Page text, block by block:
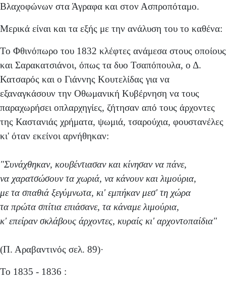
Βλαχοφώνων στα Άγραφα και στον Ασπροπόταμο.
Μερικά είναι και τα εξής με την ανάλυση του το καθένα:
Το Φθινόπωρο του 1832 κλέφτες ανάμεσα στους οποίους
και Σαρακατσιάνοι, όπως τα δυο Τσαπόπουλα, ο Δ.
Κατσαρός και ο Γιάννης Κουτελίδας για να
εξαναγκάσουν την Οθωμανική Κυβέρνηση να τους
παραχωρήσει οπλαρχηγίες, ζήτησαν από τους άρχοντες
της Καστανιάς χρήματα, ψωμιά, τσαρούχια, φουστανέλες
κι' όταν εκείνοι αρνήθηκαν:
"Συνάχθηκαν, κουβέντιασαν και κίνησαν να πάνε,
να χαρατσώσουν τα χωριά, να κάνουν και λιμούρια,
με τα σπαθιά ξεγύμνωτα, κι' εμπήκαν μεσ' τη χώρα
τα πρώτα σπίτια επιάσανε, τα κάναμε λιμούρια,
κ' επείραν σκλάβους άρχοντες, κυραίς κι' αρχοντοπαίδια"
(Π. Αραβαντινός σελ. 89)·
Το 1835 - 1836 :